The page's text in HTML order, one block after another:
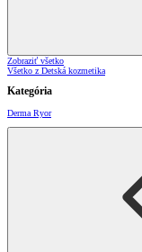
Zobraziť všetko
Všetko z Detská kozmetika
Kategória
Derma Ryor